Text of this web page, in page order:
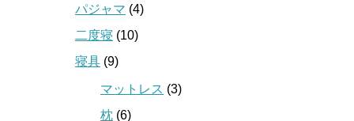
パジャマ (4)
二度寝 (10)
寝具 (9)
マットレス (3)
枕 (6)